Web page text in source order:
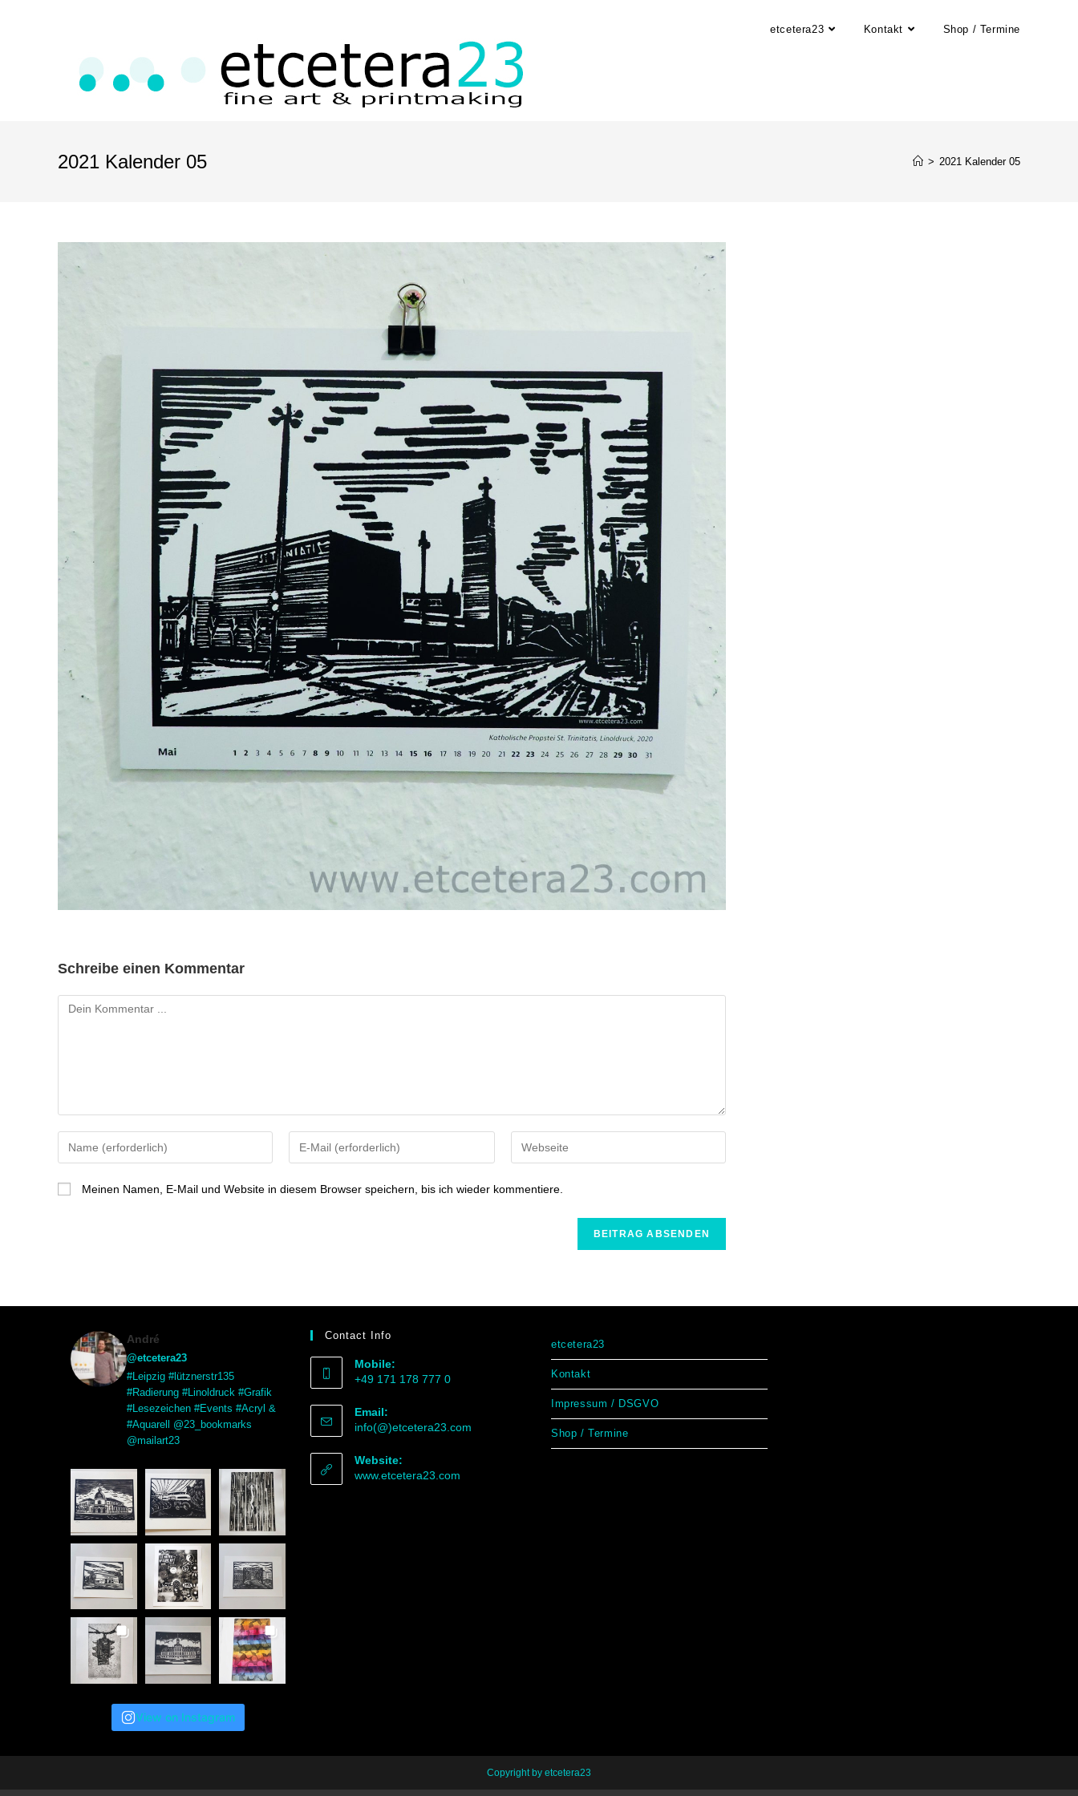
etcetera23 Kontakt Shop / Termine
2021 Kalender 05 > 2021 Kalender 05
Schreibe einen Kommentar
Meinen Namen, E-Mail und Website in diesem Browser speichern, bis ich wieder kommentiere.
André
@etcetera23
#Leipzig #lütznerstr135
#Radierung #Linoldruck #Grafik
#Lesezeichen #Events #Acryl &
#Aquarell @23_bookmarks
@mailart23
View on Instagram
Contact Info
Mobile:
+49 171 178 777 0
Email:
info(@)etcetera23.com
Website:
www.etcetera23.com
etcetera23
Kontakt
Impressum / DSGVO
Shop / Termine
Copyright by etcetera23